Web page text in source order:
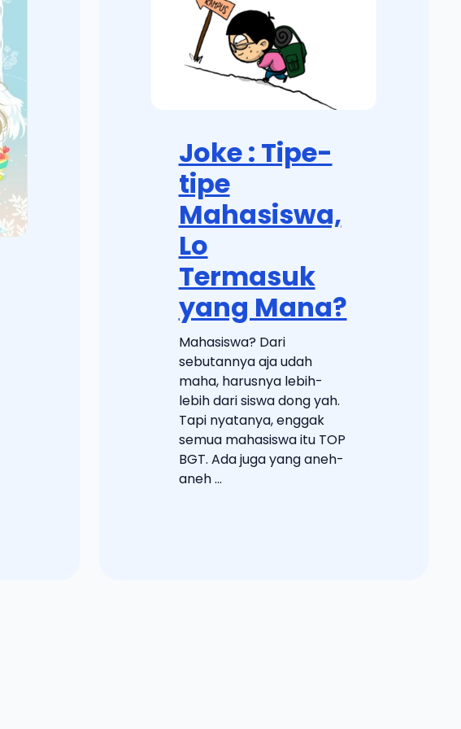
Joke : Tipe-
tipe
Mahasiswa,
Lo
Termasuk
yang Mana?
Mahasiswa? Dari
sebutannya aja udah
maha, harusnya lebih-
lebih dari siswa dong yah.
Tapi nyatanya, enggak
semua mahasiswa itu TOP
BGT. Ada juga yang aneh-
aneh ...